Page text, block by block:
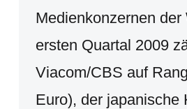
Medienkonzernen der
ersten Quartal 2009
Viacom/CBS auf
Euro), der japanische